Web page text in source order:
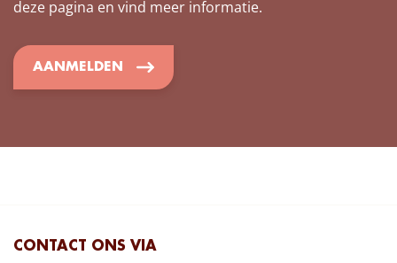
deze pagina en vind meer informatie.
AANMELDEN
CONTACT ONS VIA